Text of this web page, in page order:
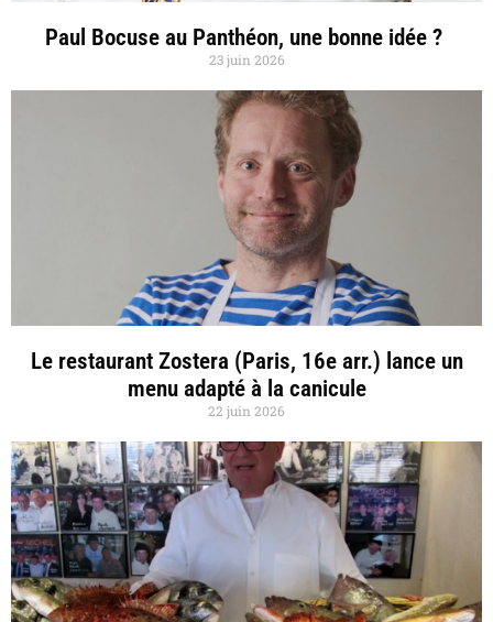
Paul Bocuse au Panthéon, une bonne idée ?
23 juin 2026
Le restaurant Zostera (Paris, 16e arr.) lance un
menu adapté à la canicule
22 juin 2026